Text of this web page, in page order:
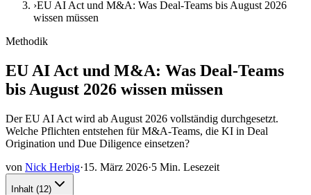
›EU AI Act und M&A: Was Deal-Teams bis August 2026
wissen müssen
Methodik
EU AI Act und M&A: Was Deal-Teams
bis August 2026 wissen müssen
Der EU AI Act wird ab August 2026 vollständig durchgesetzt.
Welche Pflichten entstehen für M&A-Teams, die KI in Deal
Origination und Due Diligence einsetzen?
von Nick Herbig·15. März 2026·5 Min. Lesezeit
Inhalt (12)